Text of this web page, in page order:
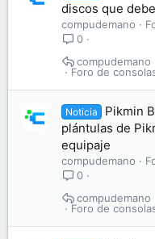
discos que
compudemano
0
Foro de
compudemano
Noticia
Pikmin
plántulas de
equipaje
compudemano
0
Foro de
compudemano